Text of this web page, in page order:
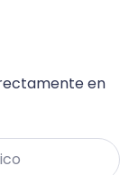
en